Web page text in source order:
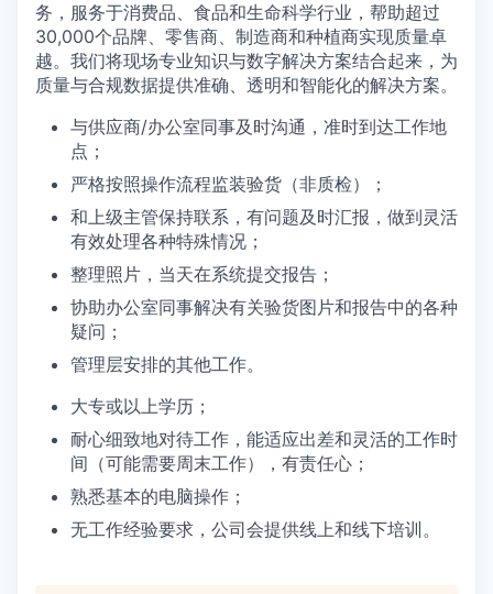
务，服务于消费品、食品和生命科学行业，帮助超过
30,000个品牌、零售商、制造商和种植商实现质量卓
越。我们将现场专业知识与数字解决方案结合起来，为
质量与合规数据提供准确、透明和智能化的解决方案。
与供应商/办公室同事及时沟通，准时到达工作地
点；
严格按照操作流程监装验货（非质检）；
和上级主管保持联系，有问题及时汇报，做到灵活
有效处理各种特殊情况；
整理照片，当天在系统提交报告；
协助办公室同事解决有关验货图片和报告中的各种
疑问；
管理层安排的其他工作。
大专或以上学历；
耐心细致地对待工作，能适应出差和灵活的工作时
间（可能需要周末工作），有责任心；
熟悉基本的电脑操作；
无工作经验要求，公司会提供线上和线下培训。